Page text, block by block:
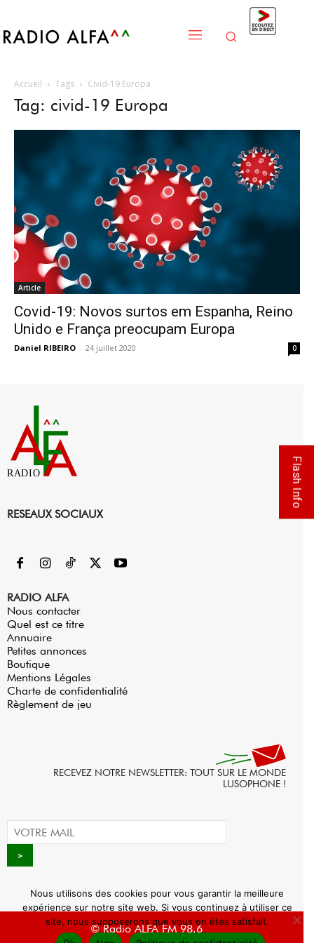
Accueil Tags Civid-19 Europa
Tag: civid-19 Europa
Article
Covid-19: Novos surtos em Espanha, Reino
Unido e França preocupam Europa
Daniel RIBEIRO - 24 juillet 2020 0
RADIO
RESEAUX SOCIAUX
RADIO ALFA
Nous contacter
Quel est ce titre
Annuaire
Petites annonces
Boutique
Mentions Légales
Charte de confidentialité
Règlement de jeu
RECEVEZ NOTRE NEWSLETTER: TOUT SUR LE MONDE
LUSOPHONE !
© Radio ALFA FM 98.6
Flash Info
Nous utilisons des cookies pour vous garantir la meilleure
expérience sur notre site web. Si vous continuez à utiliser ce
site, nous supposerons que vous en êtes satisfait.